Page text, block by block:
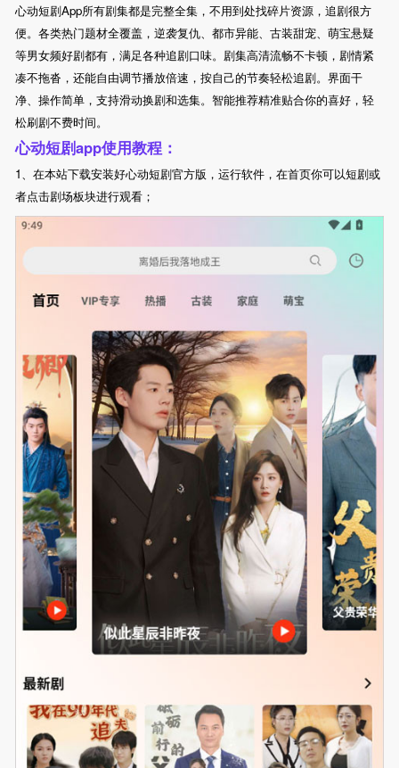
心动短剧App所有剧集都是完整全集，不用到处找碎片资源，追剧很方
便。各类热门题材全覆盖，逆袭复仇、都市异能、古装甜宠、萌宝悬疑
等男女频好剧都有，满足各种追剧口味。剧集高清流畅不卡顿，剧情紧
凑不拖沓，还能自由调节播放倍速，按自己的节奏轻松追剧。界面干
净、操作简单，支持滑动换剧和选集。智能推荐精准贴合你的喜好，轻
松刷剧不费时间。
心动短剧app使用教程：
1、在本站下载安装好心动短剧官方版，运行软件，在首页你可以短剧或
者点击剧场板块进行观看；